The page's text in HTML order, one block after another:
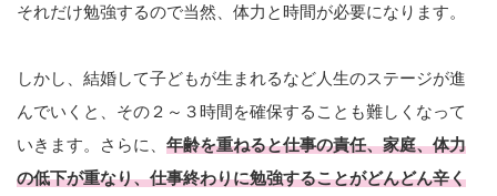
それだけ勉強するので当然、体力と時間が必要になります。
しかし、結婚して子どもが生まれるなど人生のステージが進
んでいくと、その２～３時間を確保することも難しくなって
いきます。さらに、 年齢を重ねると仕事の責任、家庭、体力
の低下が重なり、仕事終わりに勉強することがどんどん辛く